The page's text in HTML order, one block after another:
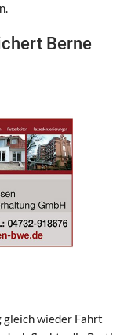
Berne
gleich wieder Fahrt